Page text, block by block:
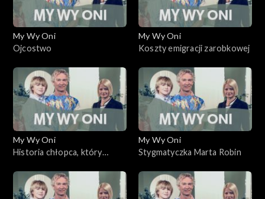
My Wy Oni
Ojcostwo
My Wy Oni
Koszty emigracji zarobkowej
My Wy Oni
Historia chłopca, który
My Wy Oni
Stygmatyczka Marta Robin